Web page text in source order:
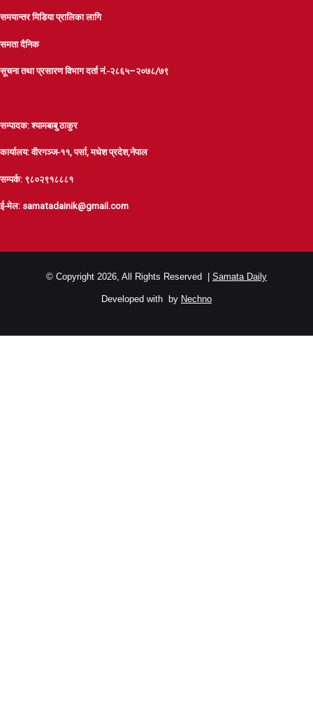
समयान्तर मिडिया प्रालिका लागि
समता दैनिक
सूचना तथा प्रसारण विभाग दर्ता नं.-२८६५–२०७८/७९
सम्पादक: श्यामबाबु ठाकुर
कार्यालय: वीरगञ्ज-११, पर्सा, मधेश प्रदेश,नेपाल
सम्पर्क: ९८०२९१८८८१
ई-मेल: samatadainik@gmail.com
© Copyright 2026, All Rights Reserved | Samata Daily
Developed with by Nechno